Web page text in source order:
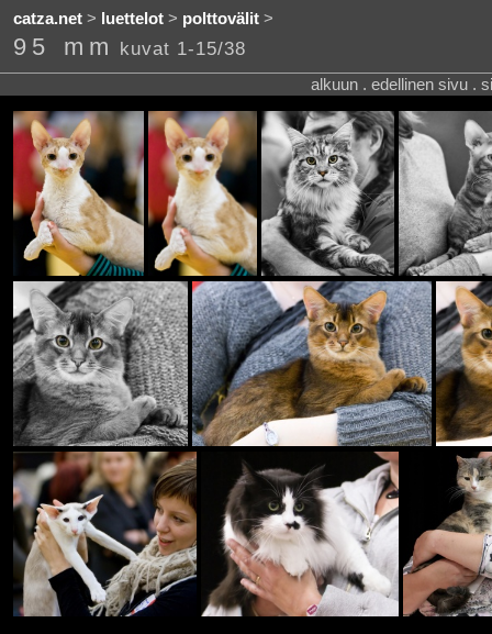
catza.net> luettelot> polttovälit>
95 mm kuvat 1-15/38
alkuun . edellinen sivu .